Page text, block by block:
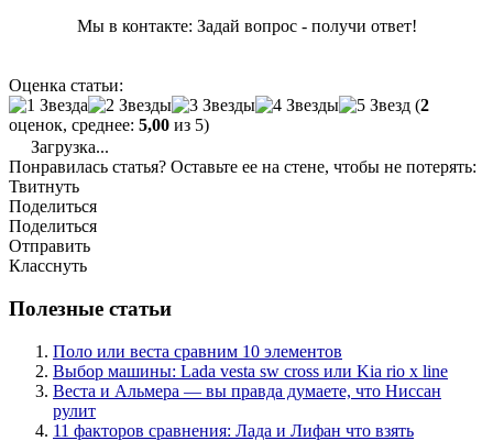
Мы в контакте: Задай вопрос - получи ответ!
Оценка статьи:
(2
оценок, среднее: 5,00 из 5)
Загрузка...
Понравилась статья? Оставьте ее на стене, чтобы не потерять:
Твитнуть
Поделиться
Поделиться
Отправить
Класснуть
Полезные статьи
Поло или веста сравним 10 элементов
Выбор машины: Lada vesta sw cross или Kia rio x line
Веста и Альмера — вы правда думаете, что Ниссан
рулит
11 факторов сравнения: Лада и Лифан что взять